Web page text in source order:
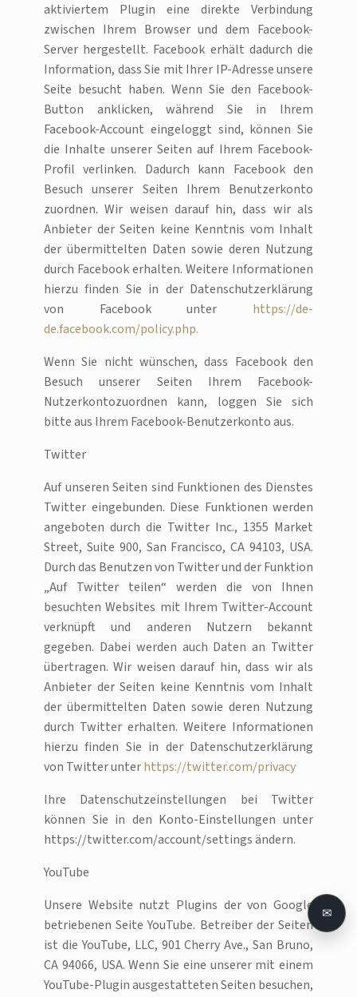
aktiviertem Plugin eine direkte Verbindung
zwischen Ihrem Browser und dem Facebook-
Server hergestellt. Facebook erhält dadurch die
Information, dass Sie mit Ihrer IP-Adresse unsere
Seite besucht haben. Wenn Sie den Facebook-
Button anklicken, während Sie in Ihrem
Facebook-Account eingeloggt sind, können Sie
die Inhalte unserer Seiten auf Ihrem Facebook-
Profil verlinken. Dadurch kann Facebook den
Besuch unserer Seiten Ihrem Benutzerkonto
zuordnen. Wir weisen darauf hin, dass wir als
Anbieter der Seiten keine Kenntnis vom Inhalt
der übermittelten Daten sowie deren Nutzung
durch Facebook erhalten. Weitere Informationen
hierzu finden Sie in der Datenschutzerklärung
von Facebook unter https://de-
de.facebook.com/policy.php.
Wenn Sie nicht wünschen, dass Facebook den
Besuch unserer Seiten Ihrem Facebook-
Nutzerkontozuordnen kann, loggen Sie sich
bitte aus Ihrem Facebook-Benutzerkonto aus.
Twitter
Auf unseren Seiten sind Funktionen des Dienstes
Twitter eingebunden. Diese Funktionen werden
angeboten durch die Twitter Inc., 1355 Market
Street, Suite 900, San Francisco, CA 94103, USA.
Durch das Benutzen von Twitter und der Funktion
„Auf Twitter teilen“ werden die von Ihnen
besuchten Websites mit Ihrem Twitter-Account
verknüpft und anderen Nutzern bekannt
gegeben. Dabei werden auch Daten an Twitter
übertragen. Wir weisen darauf hin, dass wir als
Anbieter der Seiten keine Kenntnis vom Inhalt
der übermittelten Daten sowie deren Nutzung
durch Twitter erhalten. Weitere Informationen
hierzu finden Sie in der Datenschutzerklärung
von Twitter unterhttps://twitter.com/privacy
Ihre Datenschutzeinstellungen bei Twitter
können Sie in den Konto-Einstellungen unter
https://twitter.com/account/settings ändern.
YouTube
Unsere Website nutzt Plugins der von Google
betriebenen Seite YouTube. Betreiber der Seiten
ist die YouTube, LLC, 901 Cherry Ave., San Bruno,
CA 94066, USA. Wenn Sie eine unserer mit einem
YouTube-Plugin ausgestatteten Seiten besuchen,
✉